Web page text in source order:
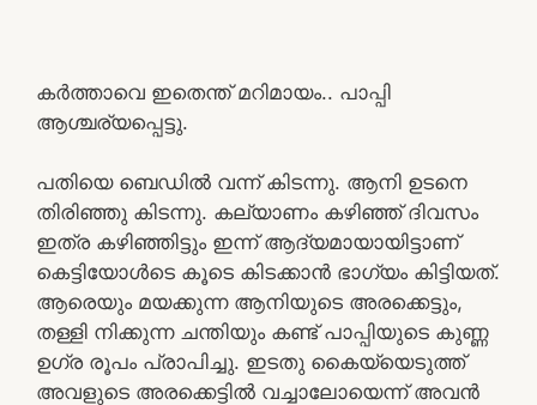
കർത്താവെ ഇതെന്ത് മറിമായം.. പാപ്പി
ആശ്ചര്യപ്പെട്ടു.
പതിയെ ബെഡിൽ വന്ന് കിടന്നു. ആനി ഉടനെ
തിരിഞ്ഞു കിടന്നു. കല്യാണം കഴിഞ്ഞ് ദിവസം
ഇത്ര കഴിഞ്ഞിട്ടും ഇന്ന് ആദ്യമായായിട്ടാണ്
കെട്ടിയോൾടെ കൂടെ കിടക്കാൻ ഭാഗ്യം കിട്ടിയത്.
ആരെയും മയക്കുന്ന ആനിയുടെ അരക്കെട്ടും,
തള്ളി നിക്കുന്ന ചന്തിയും കണ്ട് പാപ്പിയുടെ കുണ്ണ
ഉഗ്ര രൂപം പ്രാപിച്ചു. ഇടതു കൈയ്യെടുത്ത്
അവളുടെ അരക്കെട്ടിൽ വച്ചാലോയെന്ന് അവൻ